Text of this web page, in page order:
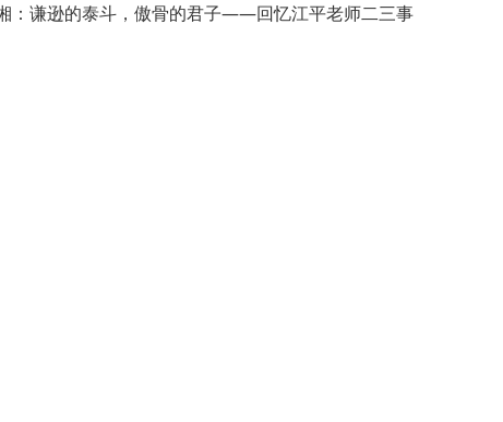
：谦逊的泰斗，傲骨的君子——回忆江平老师二三事